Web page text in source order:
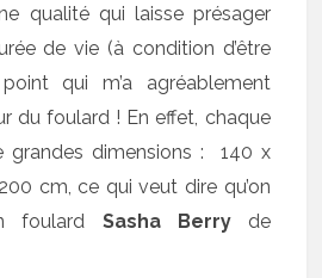
qualité qui laisse présager
de vie (à condition d’être
qui m’a agréablement
du foulard ! En effet, chaque
grandes dimensions : 140 x
cm, ce qui veut dire qu’on
foulard Sasha Berryde